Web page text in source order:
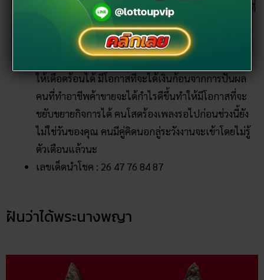
คำทำนาย : คนที่รับราชการจะได้รับการสนับสนุนจากผู้ที่
มีตำแหน่งสูงกว่าให้ได้เลื่อนยศเลื่อนตำแหน่งเป็นที่ชื่น
ชอบของผู้ใหญ่ คนในครอบครัวมีเกณฑ์ที่จะเจ็บป่วยแต่
ไม่หนักหนาอะไร ช่วงนี้ให้ระวังคำพูดคำจาเพราะจะพา
ให้เดือดร้อนได้ มีโอกาสที่จะได้เงินก้อนจากการปันผล
คนที่ทำอาชีพค้าขายจะได้กำไรดีขึ้นทำให้มีโอกาสที่จะ
ขยับขยายกิจการได้ คนโสดร้องเพลงรอไปก่อนช่วงนี้ยัง
ไม่ใช่วันของคุณ คนมีคู่คิดนอกลู่ระวังงานจะเข้าโดยไม่รู้
ตัวเตือนแล้วนะ
เลขเด็ดนำโชค : 26 47 76 84 87
ฝันว่าได้พระนางพญา